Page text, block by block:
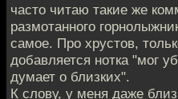
часто читаю такие же
размотанного
самое. Про хрустов,
добавляется нотка "мог
думает о близких".
К слову, у меня даже